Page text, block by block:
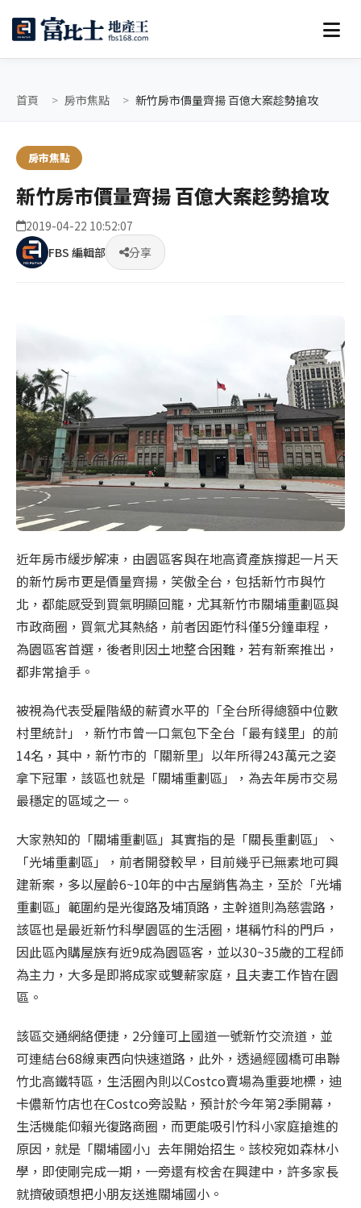
首頁 房市焦點 新竹房市價量齊揚 百億大案趁勢搶攻
房市焦點
新竹房市價量齊揚 百億大案趁勢搶攻
2019-04-22 10:52:07
FBS 編輯部
分享
近年房市緩步解凍，由園區客與在地高資產族撐起一片天
的新竹房市更是價量齊揚，笑傲全台，包括新竹市與竹
北，都能感受到買氣明顯回籠，尤其新竹市關埔重劃區與
市政商圈，買氣尤其熱絡，前者因距竹科僅5分鐘車程，
為園區客首選，後者則因土地整合困難，若有新案推出，
都非常搶手。
被視為代表受雇階級的薪資水平的「全台所得總額中位數
村里統計」，新竹市曾一口氣包下全台「最有錢里」的前
14名，其中，新竹市的「關新里」以年所得243萬元之姿
拿下冠軍，該區也就是「關埔重劃區」，為去年房市交易
最穩定的區域之一。
大家熟知的「關埔重劃區」其實指的是「關長重劃區」、
「光埔重劃區」，前者開發較早，目前幾乎已無素地可興
建新案，多以屋齡6~10年的中古屋銷售為主，至於「光埔
重劃區」範圍約是光復路及埔頂路，主幹道則為慈雲路，
該區也是最近新竹科學園區的生活圈，堪稱竹科的門戶，
因此區內購屋族有近9成為園區客，並以30~35歲的工程師
為主力，大多是即將成家或雙薪家庭，且夫妻工作皆在園
區。
該區交通網絡便捷，2分鐘可上國道一號新竹交流道，並
可連結台68線東西向快速道路，此外，透過經國橋可串聯
竹北高鐵特區，生活圈內則以Costco賣場為重要地標，迪
卡儂新竹店也在Costco旁設點，預計於今年第2季開幕，
生活機能仰賴光復路商圈，而更能吸引竹科小家庭搶進的
原因，就是「關埔國小」去年開始招生。該校宛如森林小
學，即使剛完成一期，一旁還有校舍在興建中，許多家長
就擠破頭想把小朋友送進關埔國小。